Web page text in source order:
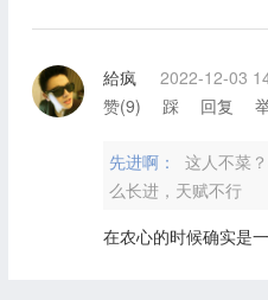
給疯
2022-12-03
赞(9) 踩 回复
先进啊：
这人不菜
么长进，天赋不行
在农心的时候确实是